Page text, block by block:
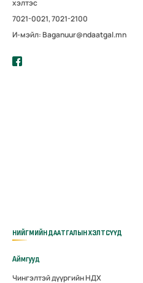
хэлтэс
7021-0021, 7021-2100
И-мэйл: Baganuur@ndaatgal.mn
НИЙГМИЙН ДААТГАЛЫН ХЭЛТСҮҮД
Аймгууд
Чингэлтэй дүүргийн НДХ